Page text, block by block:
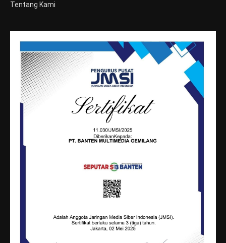
Tentang Kami